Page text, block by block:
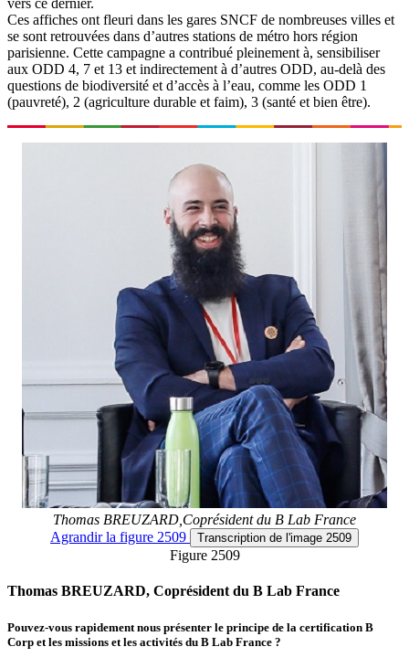
vers ce dernier.
Ces affiches ont fleuri dans les gares SNCF de nombreuses villes et
se sont retrouvées dans d’autres stations de métro hors région
parisienne. Cette campagne a contribué pleinement à, sensibiliser
aux ODD 4, 7 et 13 et indirectement à d’autres ODD, au-delà des
questions de biodiversité et d’accès à l’eau, comme les ODD 1
(pauvreté), 2 (agriculture durable et faim), 3 (santé et bien être).
Thomas BREUZARD,Coprésident du B Lab France
Agrandirla figure 2509 Transcription de l'image 2509
Figure 2509
Thomas BREUZARD, Coprésident du B Lab France
Pouvez-vous rapidement nous présenter le principe de la certification B
Corp et les missions et les activités du B Lab France ?